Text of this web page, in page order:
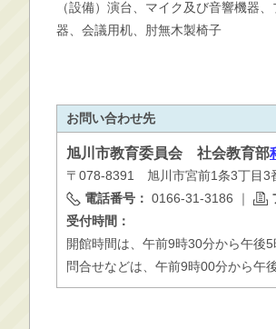
（設備）演台、マイク及び音響機器
器、会議用机、肘無木製椅子
お問い合わせ先
旭川市教育委員会 社会教育部
〒078-8391 旭川市宮前1条3丁目3
電話番号： 0166-31-3186 ｜
受付時間：
開館時間は、午前9時30
問合せなどは、午前9時00分から午